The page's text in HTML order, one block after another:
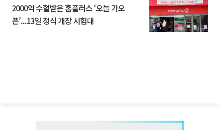
2000억 수혈받은 홈플러스 ‘오늘 가오
픈’...13일 정식 개장 시험대